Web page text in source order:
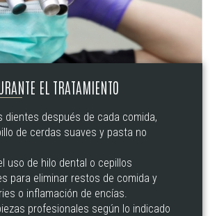
EL TRATAMIENTO
dientes después de cada comida,
de cerdas suaves y pasta no
uso de hilo dental o cepillos
para eliminar restos de comida y
o inflamación de encías.
profesionales según lo indicado